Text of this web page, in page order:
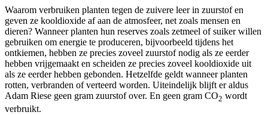
Waarom verbruiken planten tegen de zuivere leer in zuurstof en
geven ze kooldioxide af aan de atmosfeer, net zoals mensen en
dieren? Wanneer planten hun reserves zoals zetmeel of suiker willen
gebruiken om energie te produceren, bijvoorbeeld tijdens het
ontkiemen, hebben ze precies zoveel zuurstof nodig als ze eerder
hebben vrijgemaakt en scheiden ze precies zoveel kooldioxide uit
als ze eerder hebben gebonden. Hetzelfde geldt wanneer planten
rotten, verbranden of verteerd worden. Uiteindelijk blijft er aldus
Adam Riese geen gram zuurstof over. En geen gram CO2 wordt
verbruikt.